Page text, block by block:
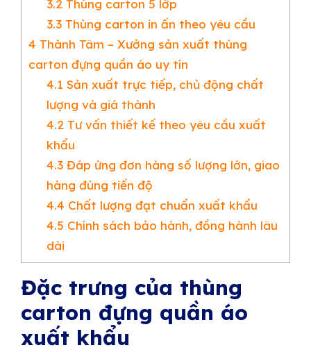
3.2Thùng carton 5 lớp
3.3Thùng carton in ấn theo yêu cầu
4 Thành Tâm – Xưởng sản xuất thùng
carton đựng quần áo uy tín
4.1 Sản xuất trực tiếp, chủ động chất
lượng và giá thành
4.2Tư vấn thiết kế theo yêu cầu xuất
khẩu
4.3Đáp ứng đơn hàng số lượng lớn, giao
hàng đúng tiến độ
4.4 Chất lượng đạt chuẩn xuất khẩu
4.5 Chính sách bảo hành, đồng hành lâu
dài
Đặc trưng của thùng
carton đựng quần áo
xuất khẩu